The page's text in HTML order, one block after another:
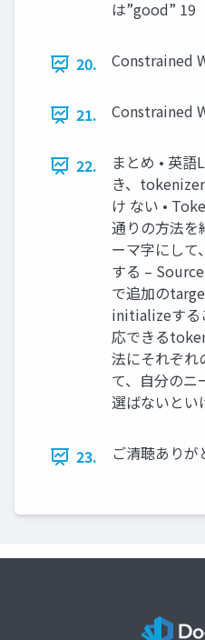
は”good” 19
20. Constrained
21. Constrained
22.
まとめ • 英
き、
け ない •
通りの方法を
ーマ字にし
する –
で追加の
initializeする
応できる
法にそれぞれ
て、自分のニ
選ばないとい
23. ご清聴あり